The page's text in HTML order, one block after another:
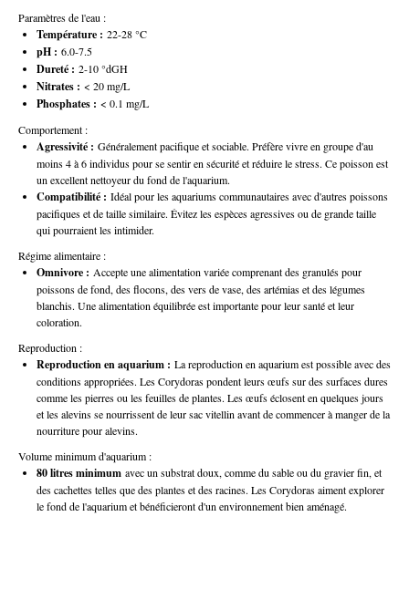
Paramètres de l'eau :
Température : 22-28 °C
pH : 6.0-7.5
Dureté : 2-10 °dGH
Nitrates : < 20 mg/L
Phosphates : < 0.1 mg/L
Comportement :
Agressivité : Généralement pacifique et sociable. Préfère vivre en groupe d'au
moins 4 à 6 individus pour se sentir en sécurité et réduire le stress. Ce poisson est
un excellent nettoyeur du fond de l'aquarium.
Compatibilité : Idéal pour les aquariums communautaires avec d'autres poissons
pacifiques et de taille similaire. Évitez les espèces agressives ou de grande taille
qui pourraient les intimider.
Régime alimentaire :
Omnivore : Accepte une alimentation variée comprenant des granulés pour
poissons de fond, des flocons, des vers de vase, des artémias et des légumes
blanchis. Une alimentation équilibrée est importante pour leur santé et leur
coloration.
Reproduction :
Reproduction en aquarium : La reproduction en aquarium est possible avec des
conditions appropriées. Les Corydoras pondent leurs œufs sur des surfaces dures
comme les pierres ou les feuilles de plantes. Les œufs éclosent en quelques jours
et les alevins se nourrissent de leur sac vitellin avant de commencer à manger de la
nourriture pour alevins.
Volume minimum d'aquarium :
80 litres minimum avec un substrat doux, comme du sable ou du gravier fin, et
des cachettes telles que des plantes et des racines. Les Corydoras aiment explorer
le fond de l'aquarium et bénéficieront d'un environnement bien aménagé.